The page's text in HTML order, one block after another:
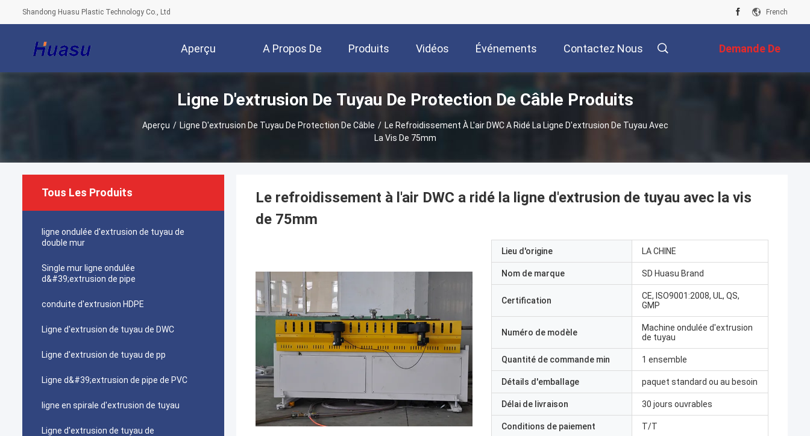
Shandong Huasu Plastic Technology Co., Ltd French
Aperçu A Propos De
Nous
Produits Vidéos Événements Contactez Nous Demande De
Soumission
Ligne D'extrusion De Tuyau De Protection De Câble Produits
Aperçu / Ligne D'extrusion De Tuyau De Protection De Câble / Le Refroidissement À L'air DWC A Ridé La Ligne D'extrusion De Tuyau Avec
La Vis De 75mm
Tous Les Produits
ligne ondulée d'extrusion de tuyau de
double mur
Single mur ligne ondulée
d&#39;extrusion de pipe
conduite d'extrusion HDPE
Ligne d'extrusion de tuyau de DWC
Ligne d'extrusion de tuyau de pp
Ligne d&#39;extrusion de pipe de PVC
ligne en spirale d'extrusion de tuyau
Ligne d'extrusion de tuyau de
Le refroidissement à l'air DWC a ridé la ligne d'extrusion de tuyau avec la vis
de 75mm
Lieu d'origine LA CHINE
Nom de marque SD Huasu Brand
Certification
CE, ISO9001:2008, UL, QS,
GMP
Numéro de modèle
Machine ondulée d'extrusion
de tuyau
Quantité de commande min 1 ensemble
Détails d'emballage paquet standard ou au besoin
Délai de livraison 30 jours ouvrables
Conditions de paiement T/T